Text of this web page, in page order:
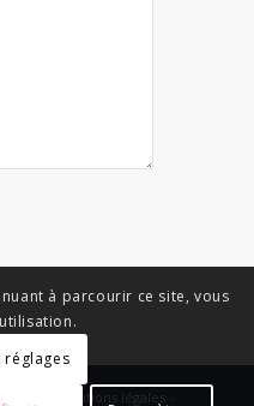
2023 - Mentions légales -
à parcourir ce site, vous
réglages